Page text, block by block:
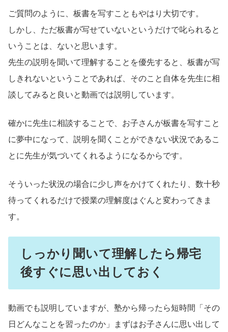
ご質問のように、板書を写すこともやはり大切です。
しかし、ただ板書が写せていないというだけで叱られると
いうことは、ないと思います。
先生の説明を聞いて理解することを優先すると、板書が写
しきれないということであれば、そのこと自体を先生に相
談してみると良いと動画では説明しています。
確かに先生に相談することで、お子さんが板書を写すこと
に夢中になって、説明を聞くことができない状況であるこ
とに先生が気づいてくれるようになるからです。
そういった状況の場合に少し声をかけてくれたり、数十秒
待ってくれるだけで授業の理解度はぐんと変わってきま
す。
しっかり聞いて理解したら帰宅
後すぐに思い出しておく
動画でも説明していますが、塾から帰ったら短時間「その
日どんなことを習ったのか」まずはお子さんに思い出して